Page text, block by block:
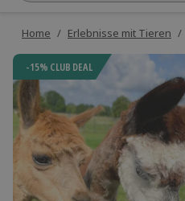
Home / Erlebnisse mit Tieren /
-15% CLUB DEAL